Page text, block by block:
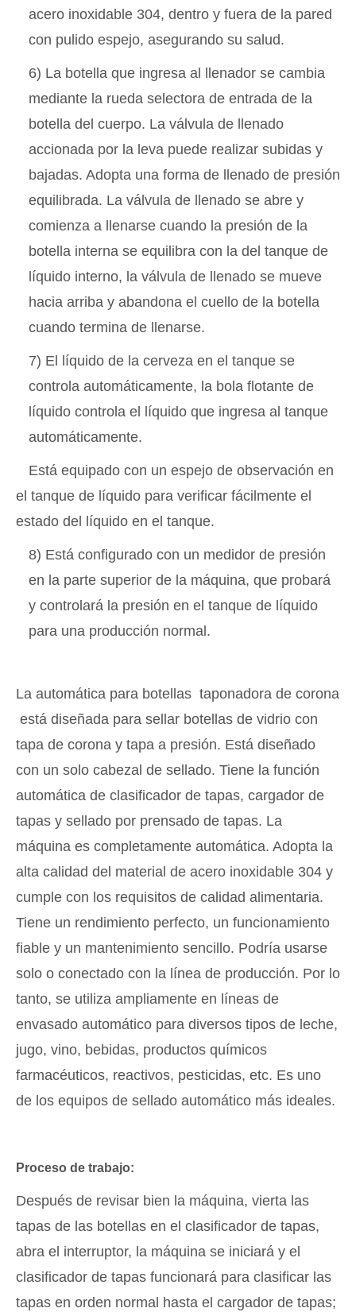
acero inoxidable 304, dentro y fuera de la pared
con pulido espejo, asegurando su salud.
6) La botella que ingresa al llenador se cambia
mediante la rueda selectora de entrada de la
botella del cuerpo. La válvula de llenado
accionada por la leva puede realizar subidas y
bajadas. Adopta una forma de llenado de presión
equilibrada. La válvula de llenado se abre y
comienza a llenarse cuando la presión de la
botella interna se equilibra con la del tanque de
líquido interno, la válvula de llenado se mueve
hacia arriba y abandona el cuello de la botella
cuando termina de llenarse.
7) El líquido de la cerveza en el tanque se
controla automáticamente, la bola flotante de
líquido controla el líquido que ingresa al tanque
automáticamente.
Está equipado con un espejo de observación en
el tanque de líquido para verificar fácilmente el
estado del líquido en el tanque.
8) Está configurado con un medidor de presión
en la parte superior de la máquina, que probará
y controlará la presión en el tanque de líquido
para una producción normal.
La automática para botellas taponadora de corona
está diseñada para sellar botellas de vidrio con
tapa de corona y tapa a presión. Está diseñado
con un solo cabezal de sellado. Tiene la función
automática de clasificador de tapas, cargador de
tapas y sellado por prensado de tapas. La
máquina es completamente automática. Adopta la
alta calidad del material de acero inoxidable 304 y
cumple con los requisitos de calidad alimentaria.
Tiene un rendimiento perfecto, un funcionamiento
fiable y un mantenimiento sencillo. Podría usarse
solo o conectado con la línea de producción. Por lo
tanto, se utiliza ampliamente en líneas de
envasado automático para diversos tipos de leche,
jugo, vino, bebidas, productos químicos
farmacéuticos, reactivos, pesticidas, etc. Es uno
de los equipos de sellado automático más ideales.
Proceso de trabajo:
Después de revisar bien la máquina, vierta las
tapas de las botellas en el clasificador de tapas,
abra el interruptor, la máquina se iniciará y el
clasificador de tapas funcionará para clasificar las
tapas en orden normal hasta el cargador de tapas;